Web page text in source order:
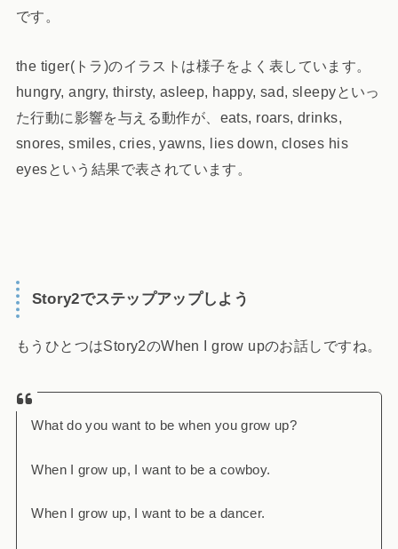
です。
the tiger(トラ)のイラストは様子をよく表しています。
hungry, angry, thirsty, asleep, happy, sad, sleepyといっ
た行動に影響を与える動作が、eats, roars, drinks,
snores, smiles, cries, yawns, lies down, closes his
eyesという結果で表されています。
Story2でステップアップしよう
もうひとつはStory2のWhen I grow upのお話しですね。
What do you want to be when you grow up?
When I grow up, I want to be a cowboy.
When I grow up, I want to be a dancer.